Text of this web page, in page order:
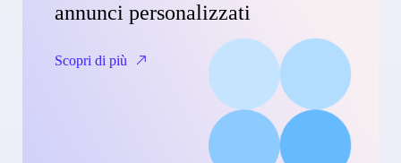
annunci personalizzati
Scopri di più